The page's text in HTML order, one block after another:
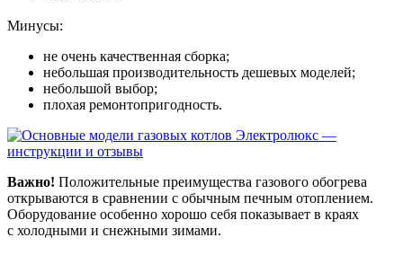
Минусы:
не очень качественная сборка;
небольшая производительность дешевых моделей;
небольшой выбор;
плохая ремонтопригодность.
Важно! Положительные преимущества газового обогрева
открываются в сравнении с обычным печным отоплением.
Оборудование особенно хорошо себя показывает в краях
с холодными и снежными зимами.